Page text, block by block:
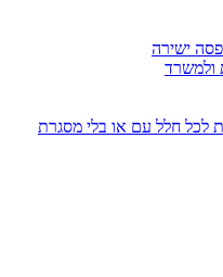
ישירה
ולמשרד
לכל חלל עם או בלי מסגרת